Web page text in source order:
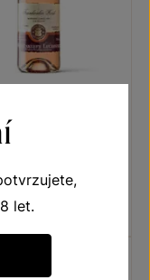
zemské víno 2024
120
let.